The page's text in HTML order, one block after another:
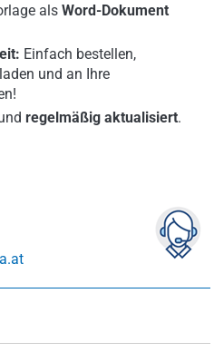
als Word-Dokument
Einfach bestellen,
und an Ihre
regelmäßig aktualisiert.